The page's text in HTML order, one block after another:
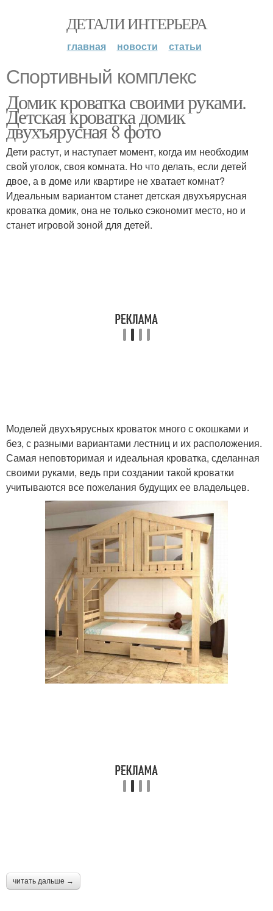
ДЕТАЛИ ИНТЕРЬЕРА
главная новости статьи
Спортивный комплекс
Домик кроватка своими руками.
Детская кроватка домик
двухъярусная 8 фото
Дети растут, и наступает момент, когда им необходим
свой уголок, своя комната. Но что делать, если детей
двое, а в доме или квартире не хватает комнат?
Идеальным вариантом станет детская двухъярусная
кроватка домик, она не только сэкономит место, но и
станет игровой зоной для детей.
Моделей двухъярусных кроваток много с окошками и
без, с разными вариантами лестниц и их расположения.
Самая неповторимая и идеальная кроватка, сделанная
своими руками, ведь при создании такой кроватки
учитываются все пожелания будущих ее владельцев.
читать дальше →